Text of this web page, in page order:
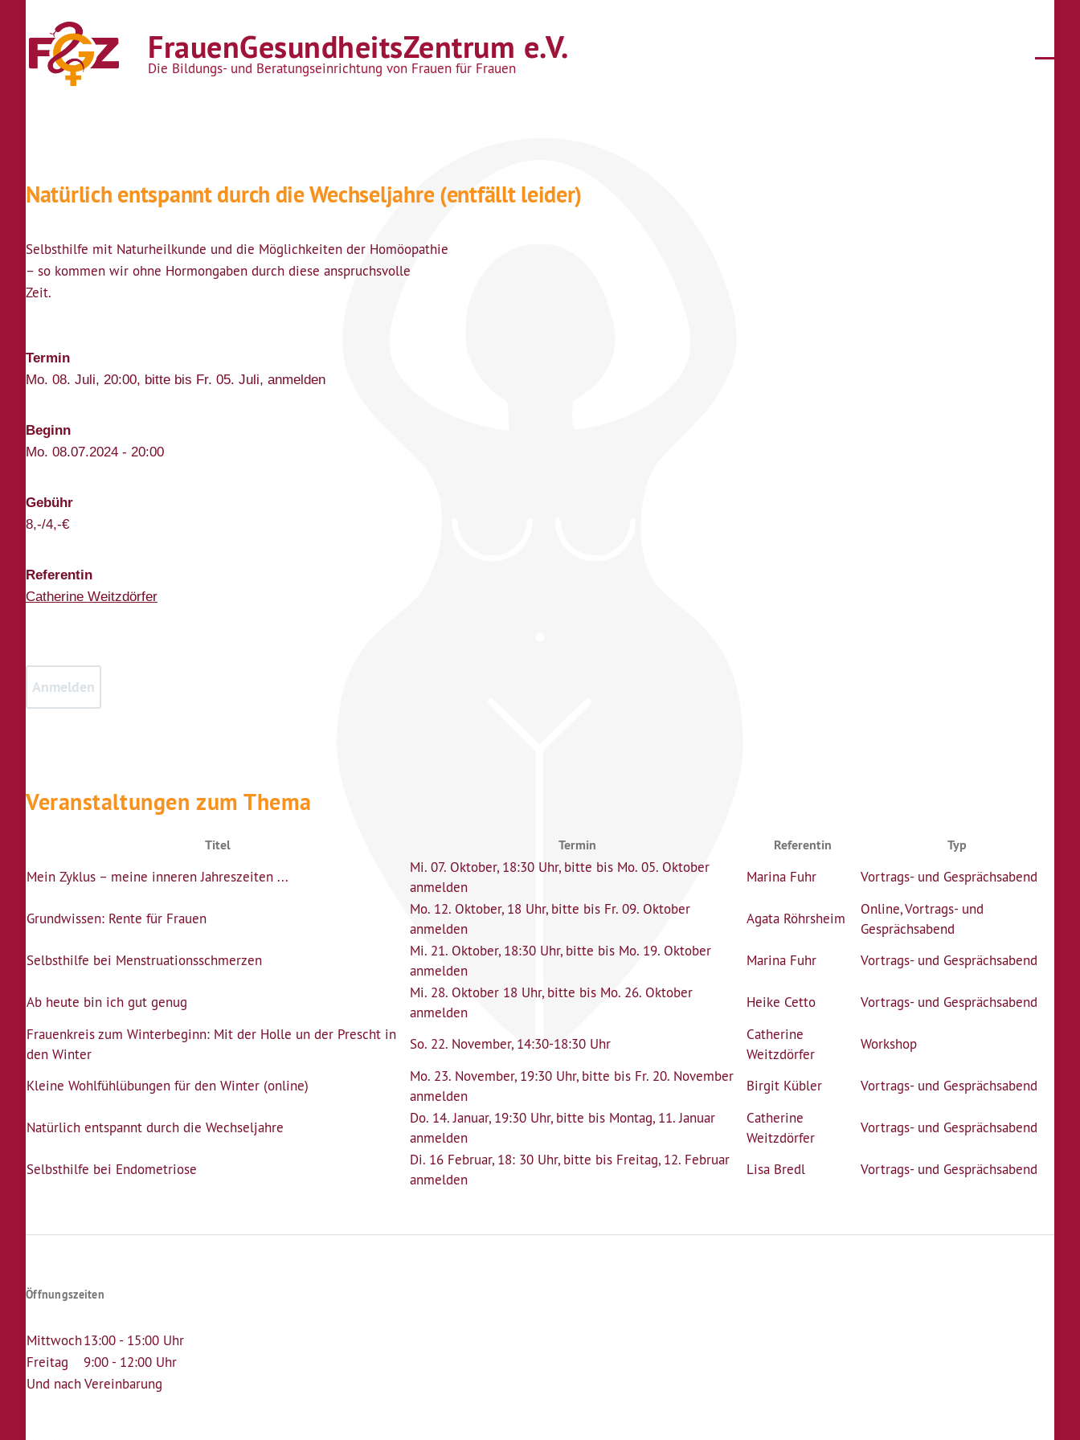
FrauenGesundheitsZentrum e.V.
Die Bildungs- und Beratungseinrichtung von Frauen für Frauen
Natürlich entspannt durch die Wechseljahre (entfällt leider)
Selbsthilfe mit Naturheilkunde und die Möglichkeiten der Homöopathie
– so kommen wir ohne Hormongaben durch diese anspruchsvolle
Zeit.
Termin
Mo. 08. Juli, 20:00, bitte bis Fr. 05. Juli, anmelden
Beginn
Mo. 08.07.2024 - 20:00
Gebühr
8,-/4,-€
Referentin
Catherine Weitzdörfer
Veranstaltungen zum Thema
Titel Termin Referentin Typ
Mein Zyklus – meine inneren Jahreszeiten ...
Mi. 07. Oktober, 18:30 Uhr, bitte bis Mo. 05. Oktober
anmelden
Marina Fuhr Vortrags- und Gesprächsabend
Grundwissen: Rente für Frauen
Mo. 12. Oktober, 18 Uhr, bitte bis Fr. 09. Oktober
anmelden
Agata Röhrsheim
Online,Vortrags- und
Gesprächsabend
Selbsthilfe bei Menstruationsschmerzen
Mi. 21. Oktober, 18:30 Uhr, bitte bis Mo. 19. Oktober
anmelden
Marina Fuhr Vortrags- und Gesprächsabend
Ab heute bin ich gut genug
Mi. 28. Oktober 18 Uhr, bitte bis Mo. 26. Oktober
anmelden
Heike Cetto
Vortrags- und Gesprächsabend
Frauenkreis zum Winterbeginn: Mit der Holle un der Prescht in
den Winter
So. 22. November, 14:30-18:30 Uhr
Catherine
Weitzdörfer
Workshop
Kleine Wohlfühlübungen für den Winter (online)
Mo. 23. November, 19:30 Uhr, bitte bis Fr. 20. November
anmelden
Birgit Kübler Vortrags- und Gesprächsabend
Natürlich entspannt durch die Wechseljahre
Do. 14. Januar, 19:30 Uhr, bitte bis Montag, 11. Januar
anmelden
Catherine
Weitzdörfer
Vortrags- und Gesprächsabend
Selbsthilfe bei Endometriose
Di. 16 Februar, 18: 30 Uhr, bitte bis Freitag, 12. Februar
anmelden
Lisa Bredl Vortrags- und Gesprächsabend
Öffnungszeiten
Mittwoch13:00 - 15:00 Uhr
Freitag
9:00 - 12:00 Uhr
Und nach Vereinbarung